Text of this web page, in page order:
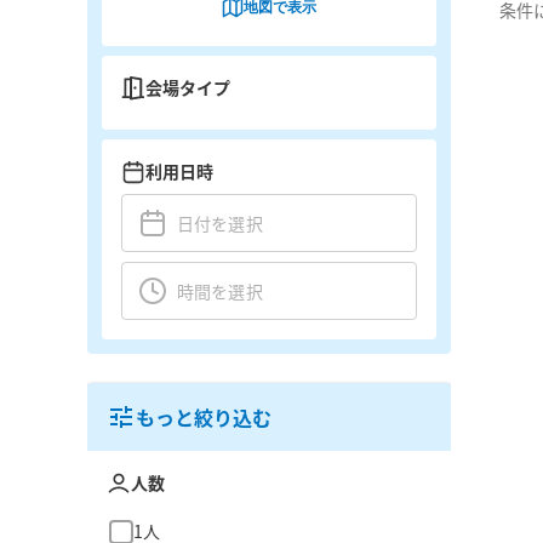
条件
地図で表示
会場タイプ
利用日時
もっと絞り込む
人数
1人